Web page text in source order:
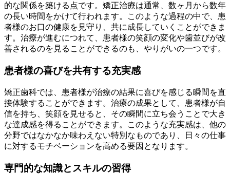
的な関係を築ける点です。矯正治療は通常、数ヶ月から数年
の長い時間をかけて行われます。このような過程の中で、患
者様のお口の健康を見守り、共に成長していくことができま
す。治療が進むにつれて、患者様の笑顔の変化や歯並びが改
善されるのを見ることができるのも、やりがいの一つです。
患者様の喜びを共有する充実感
矯正歯科では、患者様が治療の結果に喜びを感じる瞬間を直
接体験することができます。治療の成果として、患者様が自
信を持ち、笑顔を見せると、その瞬間に立ち会うことで大き
な達成感を得ることができます。このような充実感は、他の
分野ではなかなか味わえない特別なものであり、日々の仕事
に対するモチベーションを高める要因となります。
専門的な知識とスキルの習得